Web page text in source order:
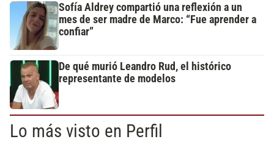
Sofía Aldrey compartió una reflexión a un
mes de ser madre de Marco: “Fue aprender a
confiar”
De qué murió Leandro Rud, el histórico
representante de modelos
Lo más visto en Perfil